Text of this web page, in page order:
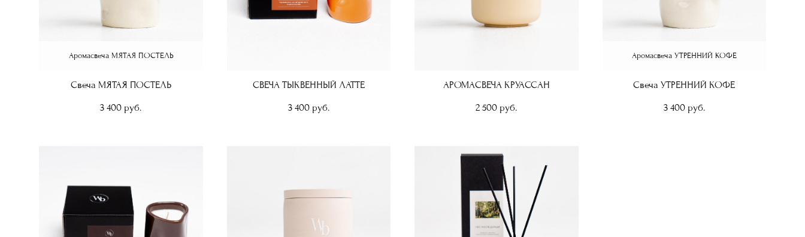
Аромасвеча МЯТАЯ ПОСТЕЛЬ
Свеча МЯТАЯ ПОСТЕЛЬ
3 400 pуб.
СВЕЧА ТЫКВЕННЫЙ ЛАТТЕ
3 400 pуб.
АРОМАСВЕЧА КРУАССАН
2 500 pуб.
Аромасвеча УТРЕННИЙ КОФЕ
Свеча УТРЕННИЙ КОФЕ
3 400 pуб.